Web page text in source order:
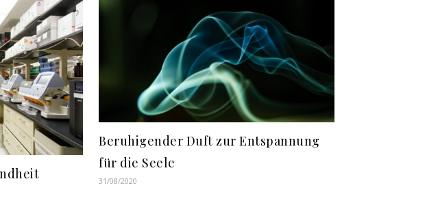
Beruhigender Duft zur Entspannung
für die Seele
31/08/2020